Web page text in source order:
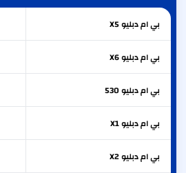
بي ام دبليوX5
بي ام دبليوX6
بي ام دبليو530
بي ام دبليوX1
بي ام دبليوX2